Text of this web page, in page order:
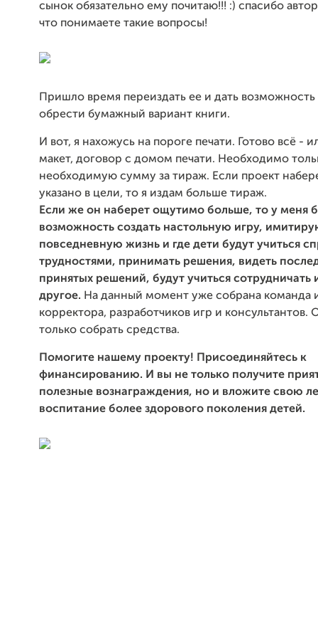
сынок обязательно ему почитаю!!! :) спасибо
что понимаете такие вопросы!
Пришло время переиздать ее и дать возможность
обрести бумажный вариант книги.
И вот, я нахожусь на пороге печати. Готово всё -
макет, договор с домом печати. Необходимо
необходимую сумму за тираж. Если проект
указано в цели, то я издам больше тираж.
Если же он наберет ощутимо больше, то у меня
возможность создать настольную игру,
повседневную жизнь и где дети будут учиться
трудностями, принимать решения, видеть
принятых решений, будут учиться сотрудничать
другое. На данный момент уже собрана команда
корректора, разработчиков игр и консультантов.
только собрать средства.
Помогите нашему проекту! Присоединяйтесь к
финансированию. И вы не только получите
полезные вознаграждения, но и вложите свою
воспитание более здорового поколения детей.